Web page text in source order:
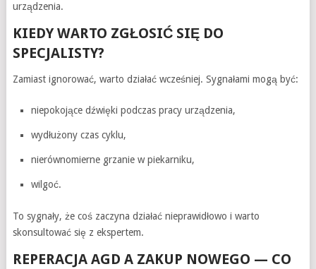
urządzenia.
KIEDY WARTO ZGŁOSIĆ SIĘ DO
SPECJALISTY?
Zamiast ignorować, warto działać wcześniej. Sygnałami mogą być:
niepokojące dźwięki podczas pracy urządzenia,
wydłużony czas cyklu,
nierównomierne grzanie w piekarniku,
wilgoć.
To sygnały, że coś zaczyna działać nieprawidłowo i warto
skonsultować się z ekspertem.
REPERACJA AGD A ZAKUP NOWEGO — CO